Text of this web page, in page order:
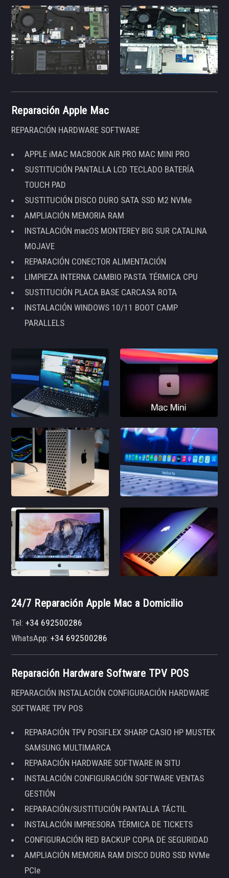
Reparación Apple Mac
REPARACIÓN HARDWARE SOFTWARE
APPLE iMAC MACBOOK AIR PRO MAC MINI PRO
SUSTITUCIÓN PANTALLA LCD TECLADO BATERÍA
TOUCH PAD
SUSTITUCIÓN DISCO DURO SATA SSD M2 NVMe
AMPLIACIÓN MEMORIA RAM
INSTALACIÓN macOS MONTEREY BIG SUR CATALINA
MOJAVE
REPARACIÓN CONECTOR ALIMENTACIÓN
LIMPIEZA INTERNA CAMBIO PASTA TÉRMICA CPU
SUSTITUCIÓN PLACA BASE CARCASA ROTA
INSTALACIÓN WINDOWS 10/11 BOOT CAMP
PARALLELS
24/7 Reparación Apple Mac a Domicilio
Tel:+34 692500286
WhatsApp:+34 692500286
Reparación Hardware Software TPV POS
REPARACIÓN INSTALACIÓN CONFIGURACIÓN HARDWARE
SOFTWARE TPV POS
REPARACIÓN TPV POSIFLEX SHARP CASIO HP MUSTEK
SAMSUNG MULTIMARCA
REPARACIÓN HARDWARE SOFTWARE IN SITU
INSTALACIÓN CONFIGURACIÓN SOFTWARE VENTAS
GESTIÓN
REPARACIÓN/SUSTITUCIÓN PANTALLA TÁCTIL
INSTALACIÓN IMPRESORA TÉRMICA DE TICKETS
CONFIGURACIÓN RED BACKUP COPIA DE SEGURIDAD
AMPLIACIÓN MEMORIA RAM DISCO DURO SSD NVMe
PCIe